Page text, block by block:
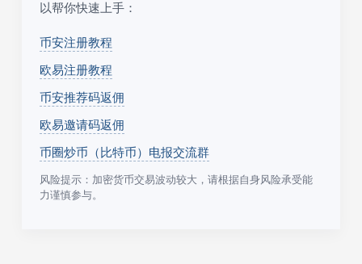
以帮你快速上手：
币安注册教程
欧易注册教程
币安推荐码返佣
欧易邀请码返佣
币圈炒币（比特币）电报交流群
风险提示：加密货币交易波动较大，请根据自身风险承受能
力谨慎参与。